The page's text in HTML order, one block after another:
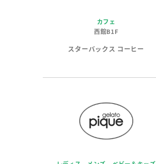
カフェ
西館B1F
スターバックス コーヒー